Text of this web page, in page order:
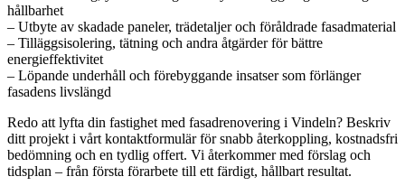
hållbarhet
– Utbyte av skadade paneler, trädetaljer och föråldrade fasadmaterial
– Tilläggsisolering, tätning och andra åtgärder för bättre
energieffektivitet
– Löpande underhåll och förebyggande insatser som förlänger
fasadens livslängd
Redo att lyfta din fastighet med fasadrenovering i Vindeln? Beskriv
ditt projekt i vårt kontaktformulär för snabb återkoppling, kostnadsfri
bedömning och en tydlig offert. Vi återkommer med förslag och
tidsplan – från första förarbete till ett färdigt, hållbart resultat.